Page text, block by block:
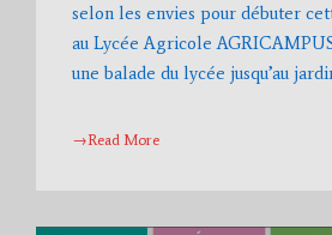
selon les envies pour débuter
au Lycée Agricole
une balade du lycée jusqu’au
→Read More